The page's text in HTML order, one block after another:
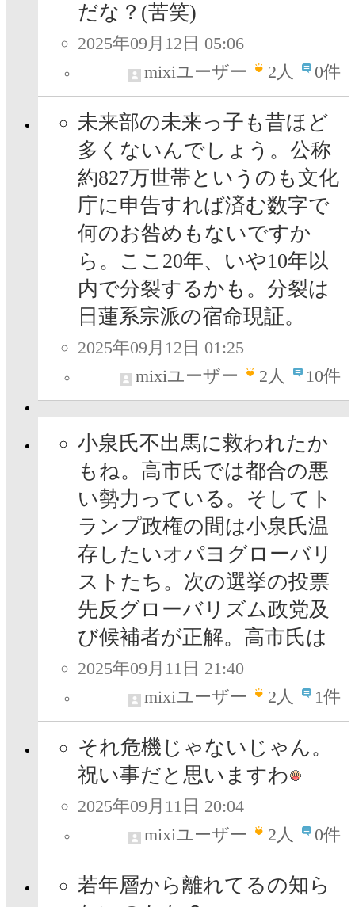
だな？(苦笑)
2025年09月12日 05:06
mixiユーザー
2人 0件
未来部の未来っ子も昔ほど
多くないんでしょう。公称
約827万世帯というのも文化
庁に申告すれば済む数字で
何のお咎めもないですか
ら。ここ20年、いや10年以
内で分裂するかも。分裂は
日蓮系宗派の宿命現証。
2025年09月12日 01:25
mixiユーザー
2人 10件
小泉氏不出馬に救われたか
もね。高市氏では都合の悪
い勢力っている。そしてト
ランプ政権の間は小泉氏温
存したいオパヨグローバリ
ストたち。次の選挙の投票
先反グローバリズム政党及
び候補者が正解。高市氏は
2025年09月11日 21:40
mixiユーザー
2人 1件
それ危機じゃないじゃん。
祝い事だと思いますわ
2025年09月11日 20:04
mixiユーザー
2人 0件
若年層から離れてるの知ら